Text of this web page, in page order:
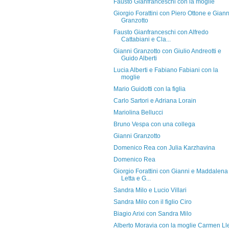
Fausto Gianfranceschi con la moglie
Giorgio Forattini con Piero Ottone e
Granzotto
Fausto Gianfranceschi con Alfredo
Cattabiani e Cla...
Gianni Granzotto con Giulio Andreotti e
Guido Alberti
Lucia Alberti e Fabiano Fabiani con la
moglie
Mario Guidotti con la figlia
Carlo Sartori e Adriana Lorain
Mariolina Bellucci
Bruno Vespa con una collega
Gianni Granzotto
Domenico Rea con Julia Karzhavina
Domenico Rea
Giorgio Forattini con Gianni e Maddalena
Letta e G...
Sandra Milo e Lucio Villari
Sandra Milo con il figlio Ciro
Biagio Arixi con Sandra Milo
Alberto Moravia con la moglie Carmen